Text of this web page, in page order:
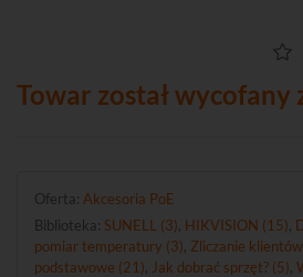
Towar został wycofany
Oferta: Akcesoria PoE
Biblioteka: SUNELL (3) HIKVISION (15)
pomiar temperatury (3) Zliczanie
podstawowe (21)
Jak dobrać sprzęt? (5)